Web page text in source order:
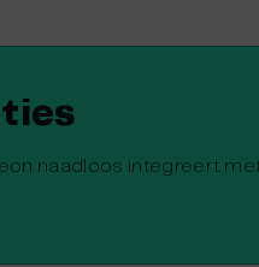
naadloos integreert